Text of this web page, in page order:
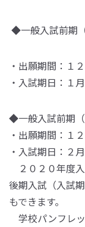
◆一般入試前期
・出願期間：１
・入試期日：１
◆一般入試前期（
・出願期間：１
・入試期日：２
２０２０年度
後期入試（入試
もできます。
学校パンフレ